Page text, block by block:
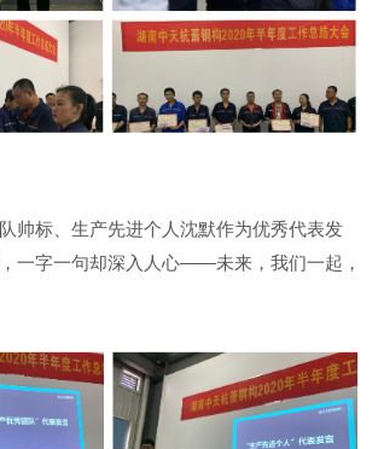
帅标、生产先进个人沈默作为优秀代表发
一字一句却深入人心——未来，我们一起，